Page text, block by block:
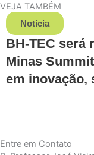
VEJA TAMBÉM
Notícia
BH-TEC será
Minas
em inovação,
Entre em Contato